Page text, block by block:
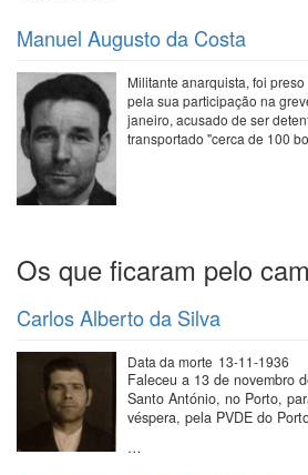
Manuel Augusto da Costa
Militante anarquista, foi
pela sua participação na
janeiro, acusado de ser
transportado "cerca de 100
Paginação
Os que ficaram pelo
Carlos Alberto da Silva
Data da morte 13-11-1936
Faleceu a 13 de novembro
Santo António, no Porto,
véspera, pela PVDE do
…